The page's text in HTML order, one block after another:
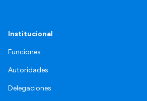
Institucional
Funciones
Autoridades
Delegaciones